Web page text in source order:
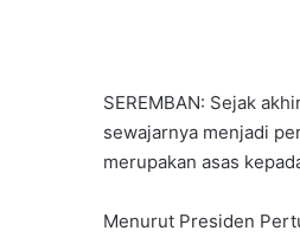
SEREMBAN: Sejak
sewajarnya menjadi
merupakan asas
Menurut Presiden